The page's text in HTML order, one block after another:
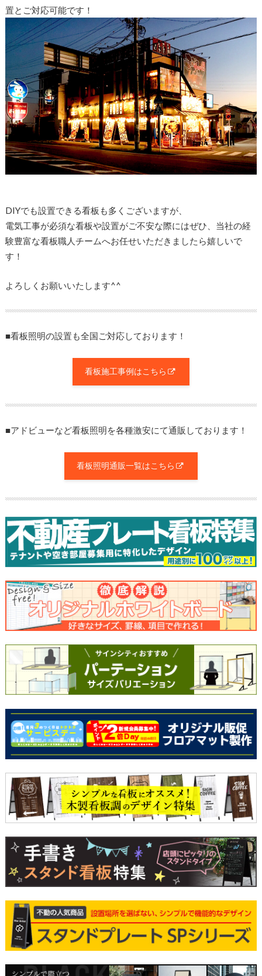
置とご対応可能です！
DIYでも設置できる看板も多くございますが、
電気工事が必須な看板や設置がご不安な際にはぜひ、当社の経
験豊富な看板職人チームへお任せいただきましたら嬉しいで
す！
よろしくお願いいたします^^
■看板照明の設置も全国ご対応しております！
看板施工事例はこちら
■アドビューなど看板照明を各種激安にて通販しております！
看板照明通販一覧はこちら